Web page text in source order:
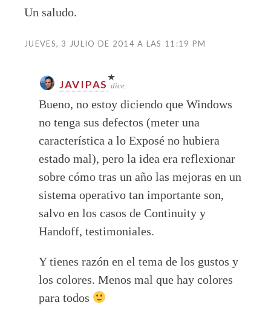
Un saludo.
JUEVES, 3 JULIO DE 2014 A LAS 11:19 PM
JAVIPAS dice:
Bueno, no estoy diciendo que Windows
no tenga sus defectos (meter una
característica a lo Exposé no hubiera
estado mal), pero la idea era reflexionar
sobre cómo tras un año las mejoras en un
sistema operativo tan importante son,
salvo en los casos de Continuity y
Handoff, testimoniales.
Y tienes razón en el tema de los gustos y
los colores. Menos mal que hay colores
para todos